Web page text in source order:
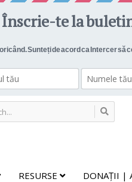
RESURSE DONAȚII |